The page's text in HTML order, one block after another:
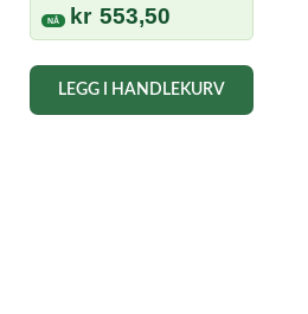
pris
var:
kr 615,00.
kr 553,50
pris
er:
kr 553,50.
LEGG I HANDLEKURV